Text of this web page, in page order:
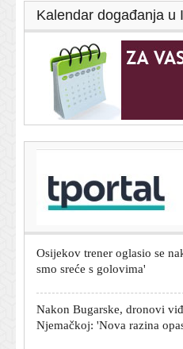
Kalendar događanja u
Lokomotiva vodi protiv
Marića
Osijekov trener oglasio se
smo sreće s golovima'
Nakon Bugarske, dronovi
Njemačkoj: 'Nova razina